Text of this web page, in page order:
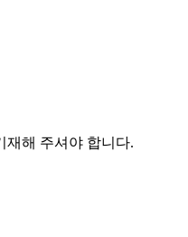
재해 주셔야 합니다.